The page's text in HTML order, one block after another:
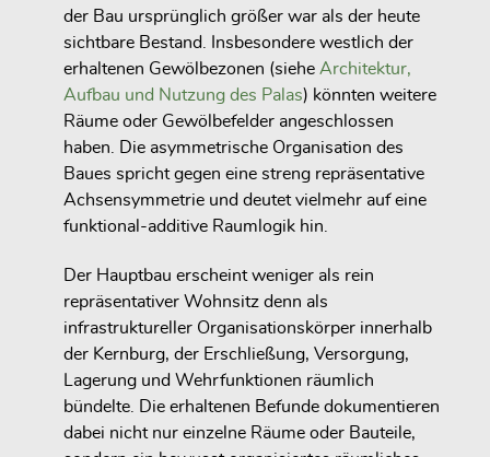
der Bau ursprünglich größer war als der heute
sichtbare Bestand. Insbesondere westlich der
erhaltenen Gewölbezonen (siehe Architektur,
Aufbau und Nutzung des Palas) könnten weitere
Räume oder Gewölbefelder angeschlossen
haben. Die asymmetrische Organisation des
Baues spricht gegen eine streng repräsentative
Achsensymmetrie und deutet vielmehr auf eine
funktional-additive Raumlogik hin.
Der Hauptbau erscheint weniger als rein
repräsentativer Wohnsitz denn als
infrastruktureller Organisationskörper innerhalb
der Kernburg, der Erschließung, Versorgung,
Lagerung und Wehrfunktionen räumlich
bündelte. Die erhaltenen Befunde dokumentieren
dabei nicht nur einzelne Räume oder Bauteile,